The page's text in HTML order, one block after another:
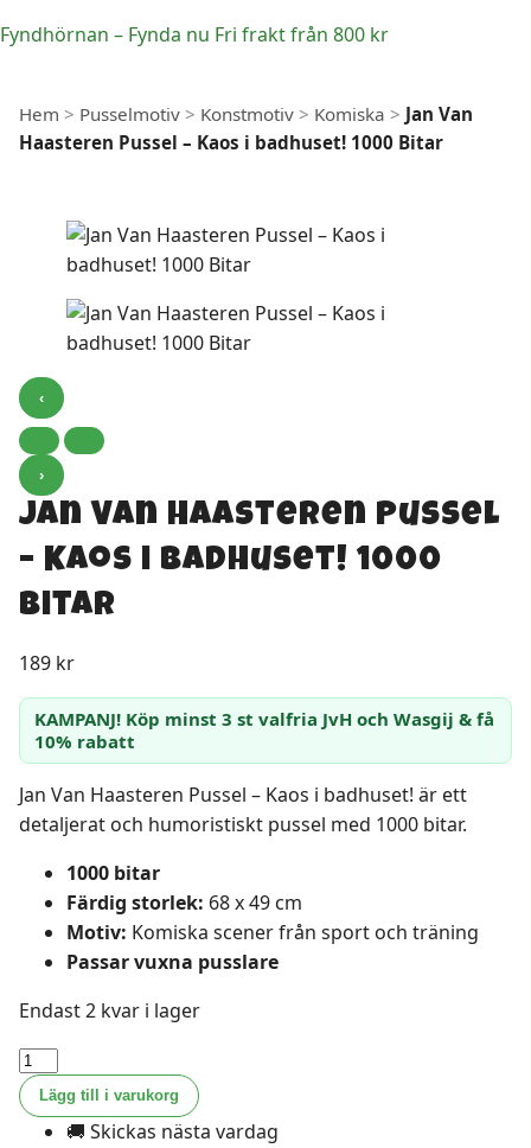
Fyndhörnan – Fynda nu Fri frakt från 800 kr
Hem > Pusselmotiv > Konstmotiv > Komiska > Jan Van
Haasteren Pussel – Kaos i badhuset! 1000 Bitar
‹
›
Jan Van Haasteren Pussel
– Kaos i badhuset! 1000
Bitar
189 kr
KAMPANJ! Köp minst 3 st valfria JvH och Wasgij & få
10% rabatt
Jan Van Haasteren Pussel – Kaos i badhuset! är ett
detaljerat och humoristiskt pussel med 1000 bitar.
1000 bitar
Färdig storlek: 68 x 49 cm
Motiv: Komiska scener från sport och träning
Passar vuxna pusslare
Endast 2 kvar i lager
Jan
Van
Haasteren
Lägg till i varukorg
🚚 Skickas nästa vardag